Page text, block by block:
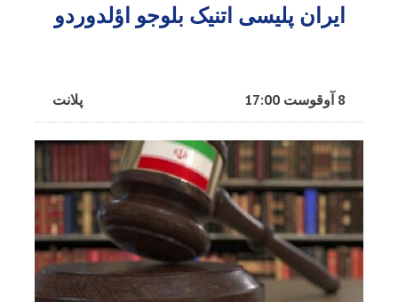
ایران پلیسی اتنیک بلوجو اؤلدوردو
پلانت 8 آوقوست 17:00